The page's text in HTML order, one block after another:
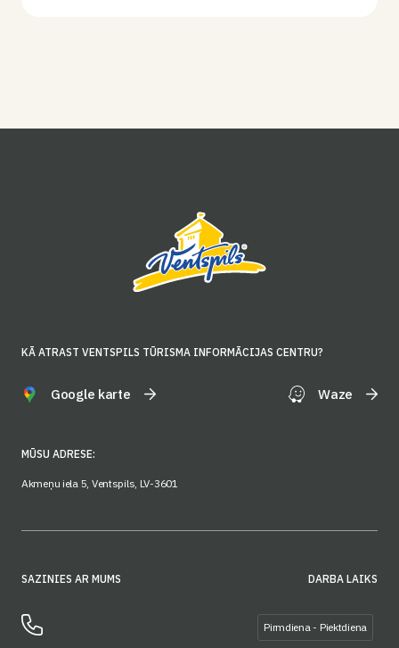
KĀ ATRAST VENTSPILS TŪRISMA INFORMĀCIJAS CENTRU?
Google karte Waze
MŪSU ADRESE:
Akmeņu iela 5, Ventspils, LV-3601
SAZINIES AR MUMS DARBA LAIKS
Pirmdiena - Piektdiena